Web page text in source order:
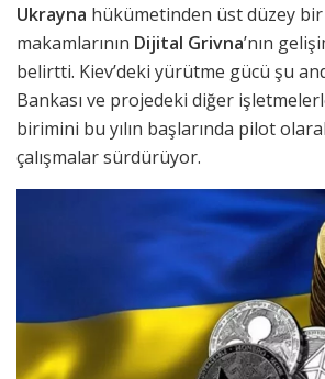
Ukrayna hükümetinden üst düzey
makamlarının Dijital Grivna’nın
belirtti. Kiev’deki yürütme gücü şu
Bankası ve projedeki diğer
birimini bu yılın başlarında pilot
çalışmalar sürdürüyor.